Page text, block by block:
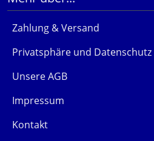
Zahlung & Versand
Privatsphäre und Datenschutz
Unsere AGB
Impressum
Kontakt